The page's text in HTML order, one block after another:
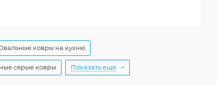
ковры на кухню
серые ковры Показать еще